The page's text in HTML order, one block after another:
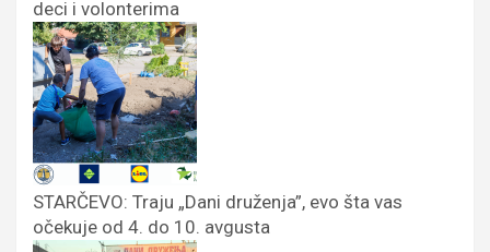
deci i volonterima
STARČEVO: Traju „Dani druženja”, evo šta vas
očekuje od 4. do 10. avgusta